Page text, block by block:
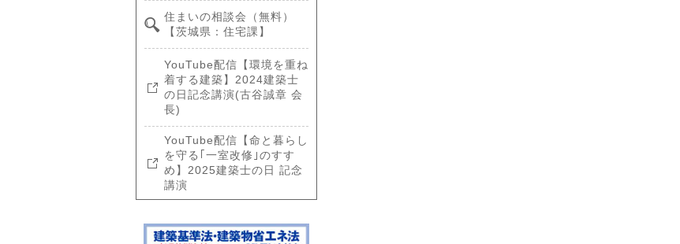
住まいの相談会（無料）
【茨城県：住宅課】
YouTube配信【環境を重ね
着する建築】2024建築士
の日記念講演(古谷誠章 会
長)
YouTube配信【命と暮らし
を守る｢一室改修｣のすす
め】2025建築士の日 記念
講演